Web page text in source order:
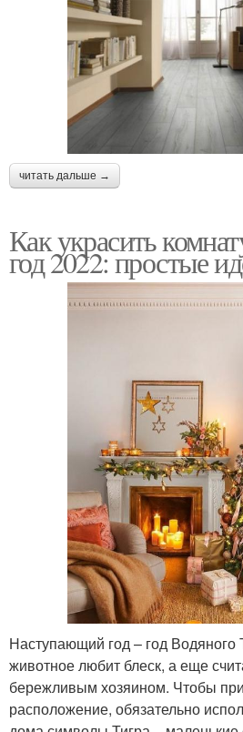
читать дальше →
Как украсить
год 2022: простые
Наступающий год – год Водяного
животное любит блеск, а еще
бережливым хозяином. Чтобы
расположение, обязательно